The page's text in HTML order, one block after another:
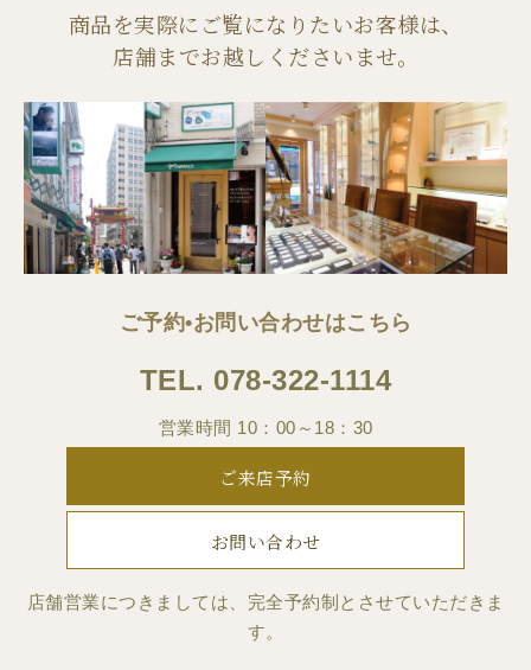
商品を実際にご覧になりたいお客様は、
店舗までお越しくださいませ。
ご予約•お問い合わせはこちら
TEL. 078-322-1114
営業時間 10：00～18：30
ご来店予約
お問い合わせ
店舗営業につきましては、完全予約制とさせていただきま
す。